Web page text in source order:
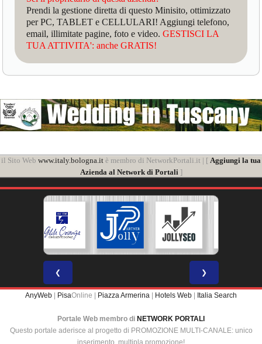
Prendi la gestione diretta di questo Minisito, ottimizzato
per PC, TABLET e CELLULARI! Aggiungi telefono,
email, illimitate pagine, foto e video.GESTISCI LA
TUA ATTIVITA': anche GRATIS!
il Sito Web www.italy.bologna.it è membro di NetworkPortali.it | [ Aggiungi la tua
Azienda al Network di Portali]
❮ ❯
AnyWeb PisaOnline | Piazza Armerina Hotels Web Italia Search
Portale Web membro di NETWORK PORTALI
Questo portale aderisce al progetto di PROMOZIONE MULTI-CANALE: unico
inserimento, multipla promozione!